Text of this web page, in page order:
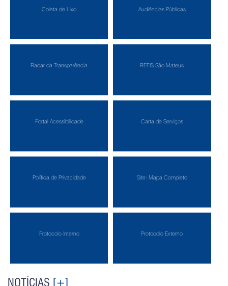
Coleta de Lixo Audiências Públicas
Radar da Transparência REFIS São Mateus
Portal Acessibilidade Carta de Serviços
Política de Privacidade Site: Mapa Completo
Protocolo Interno Protocolo Externo
NOTÍCIAS [+]